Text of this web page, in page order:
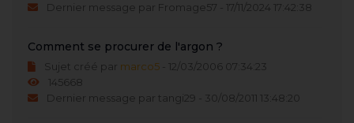
Dernier message par Fromage57 - 17/11/2024 17:42:38
Comment se procurer de l'argon ?
Sujet créé par marco5 - 12/03/2006 07:34:23
145668
Dernier message par tangi29 - 30/08/2011 13:48:20